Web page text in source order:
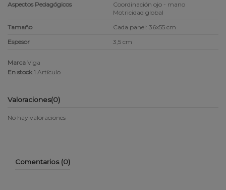
Aspectos Pedagógicos
Coordinación ojo - mano
Motricidad global
Tamaño
Cada panel: 36x55 cm
Espesor
3,5 cm
Marca Viga
En stock 1 Artículo
Valoraciones(0)
No hay valoraciones
Comentarios (0)